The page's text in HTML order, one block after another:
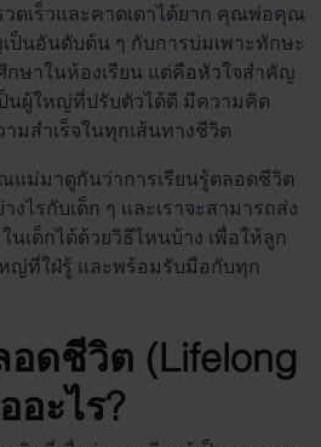
วดเร็วและคาดเดาได้ยาก คุณพ่อคุณ
นอันดับต้น ๆ กับการบ่มเพาะทักษะ
กษาในห้องเรียน แต่คือหัวใจสำคัญ
ป็นผู้ใหญ่ที่ปรับตัวได้ดี มีความคิด
มสำเร็จในทุกเส้นทางชีวิต
แม่มาดูกันว่าการเรียนรู้ตลอดชีวิต
ไรกับเด็ก ๆ และเราจะสามารถส่ง
นเด็กได้ด้วยวิธีไหนบ้าง เพื่อให้ลูก
หญ่ที่ใฝ่รู้ และพร้อมรับมือกับทุก
อดชีวิต ( Lifelong
อะไร?